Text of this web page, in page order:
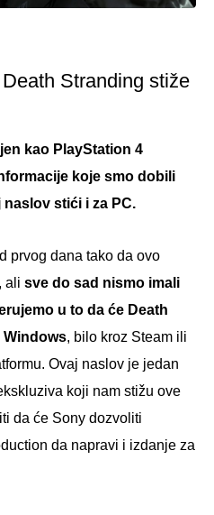
Stranding stiže
kao PlayStation 4
koje smo dobili
stići i za PC.
prvog dana tako da ovo
ali sve do sad nismo imali
u to da će Death
, bilo kroz Steam ili
Ovaj naslov je jedan
koji nam stižu ove
da će Sony dozvoliti
da napravi i izdanje za